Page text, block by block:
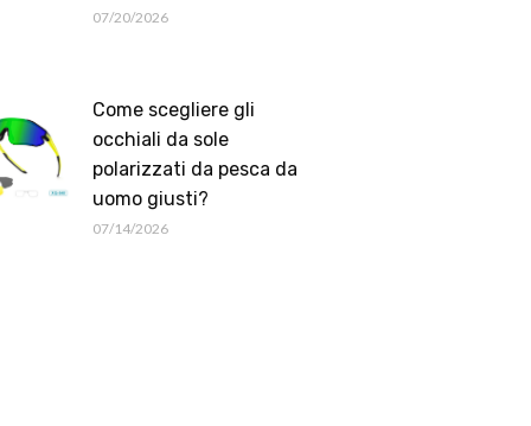
07/20/2026
Come scegliere gli
occhiali da sole
polarizzati da pesca da
uomo giusti?
07/14/2026